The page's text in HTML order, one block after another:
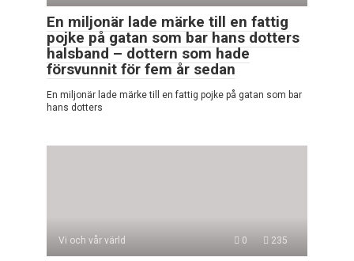
En miljonär lade märke till en fattig
pojke på gatan som bar hans dotters
halsband – dottern som hade
försvunnit för fem år sedan
En miljonär lade märke till en fattig pojke på gatan som bar
hans dotters
Vi och vår värld 0 235